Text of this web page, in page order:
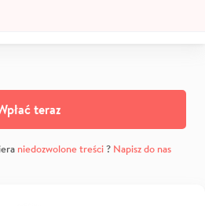
teraz
niedozwolone treści? Napisz do nas